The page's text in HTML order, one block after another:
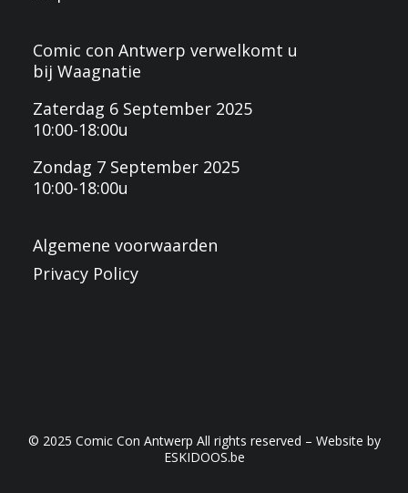
Comic con Antwerp verwelkomt u
bij Waagnatie
Zaterdag 6 September 2025
10:00-18:00u
Zondag 7 September 2025
10:00-18:00u
Algemene voorwaarden
Privacy Policy
© 2025 Comic Con Antwerp All rights reserved – Website by
ESKIDOOS.be